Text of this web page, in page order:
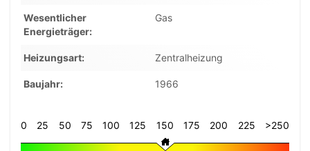
Wesentlicher
Energieträger
Gas
Heizungsart Zentralheizung
Baujahr 1966
0 25 50 75 100 125 150 175 200 225 >250